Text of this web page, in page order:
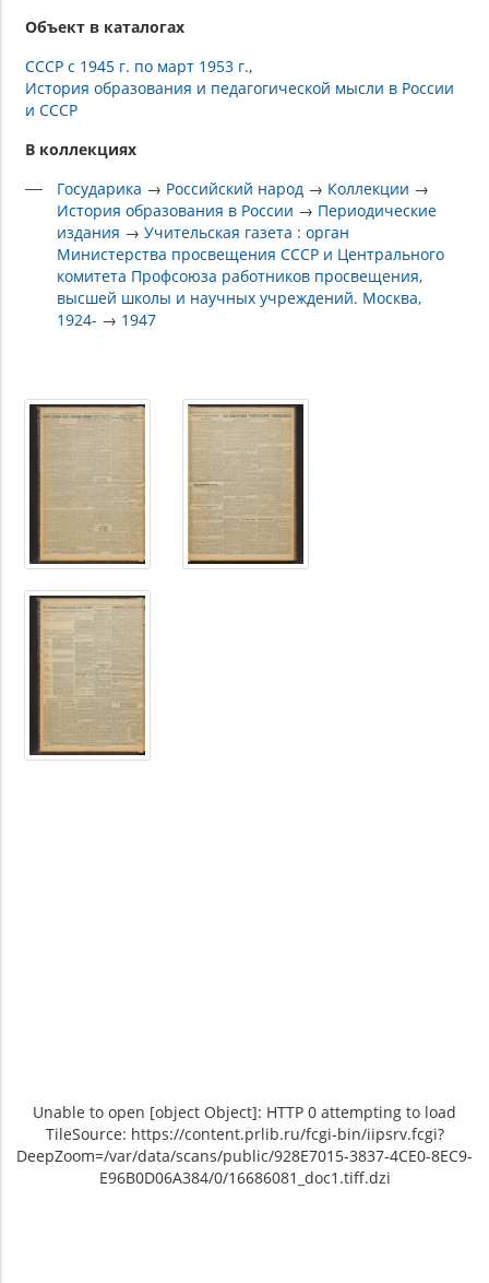
Объект в каталогах
СССР с 1945 г. по март 1953 г.
История образования и педагогической мысли в России
и СССР
В коллекциях
Государика → Российский народ → Коллекции →
История образования в России → Периодические
издания →Учительская газета : орган
Министерства просвещения СССР и Центрального
комитета Профсоюза работников просвещения,
высшей школы и научных учреждений. Москва,
1924- → 1947
Unable to open [object Object]: HTTP 0 attempting to load
TileSource: https://content.prlib.ru/fcgi-bin/iipsrv.fcgi?
DeepZoom=/var/data/scans/public/928E7015-3837-4CE0-8EC9-
E96B0D06A384/0/16686081_doc1.tiff.dzi